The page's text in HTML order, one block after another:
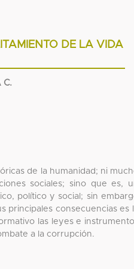
DE LA VIDA
C.
de la humanidad; ni
sociales; sino que es,
político y social; sin
principales consecuencias es
las leyes e
a la corrupción.